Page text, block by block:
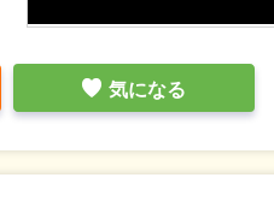
気になる